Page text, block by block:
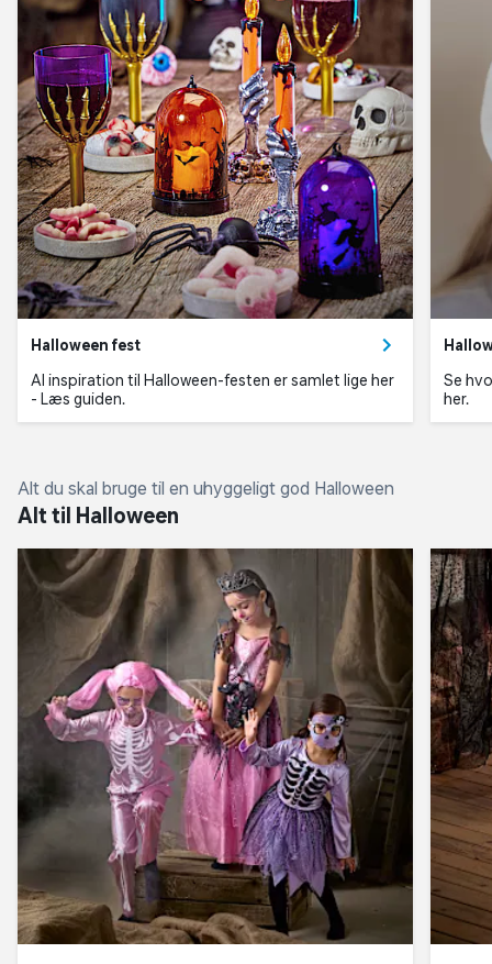
Halloween fest
Al inspiration til Halloween-festen er samlet lige her
- Læs guiden.
Se
her.
Alt du skal bruge til en uhyggeligt god Halloween
Alt til Halloween